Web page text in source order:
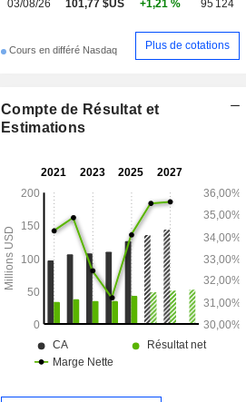
03/08/26 101,77 $US +1,21 % 95 124
Cours en différé Nasdaq Plus de cotations
Compte de Résultat et
Estimations